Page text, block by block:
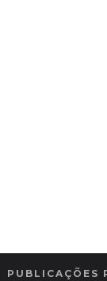
PUBLICAÇÕES